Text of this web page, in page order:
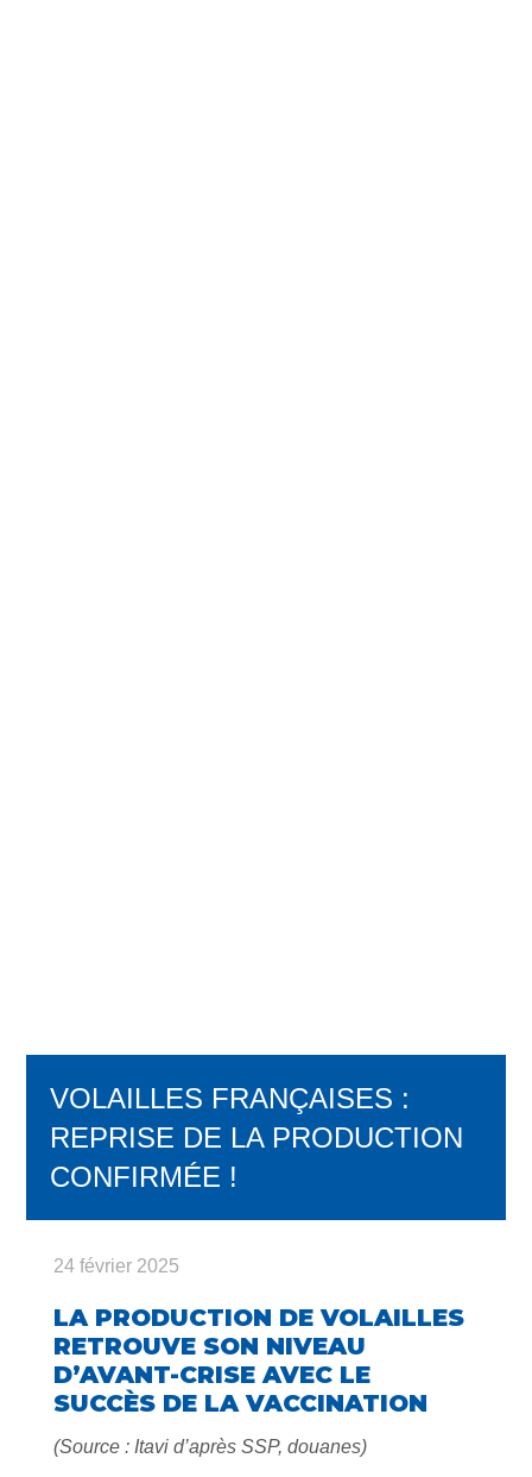
VOLAILLES FRANÇAISES :
REPRISE DE LA PRODUCTION
CONFIRMÉE !
24 février 2025
LA PRODUCTION DE VOLAILLES
RETROUVE SON NIVEAU
D’AVANT-CRISE AVEC LE
SUCCÈS DE LA VACCINATION
(Source : Itavi d’après SSP, douanes)